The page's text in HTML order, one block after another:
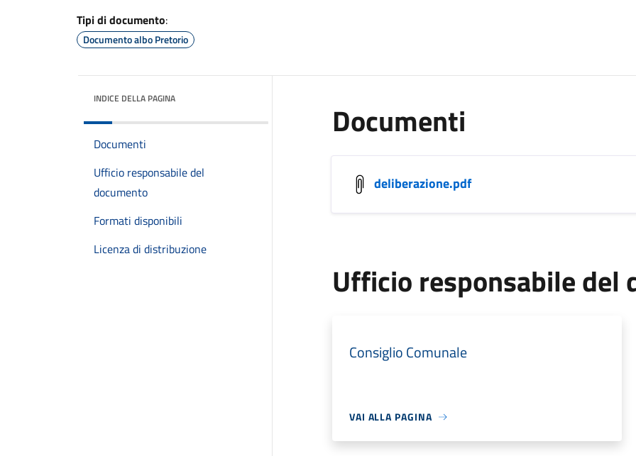
Tipi di documento:
Documento albo Pretorio
INDICE DELLA PAGINA
Documenti
Ufficio responsabile del
documento
Formati disponibili
Licenza di distribuzione
Documenti
deliberazione.pdf
Ufficio responsabile del
Consiglio Comunale
VAI ALLA PAGINA